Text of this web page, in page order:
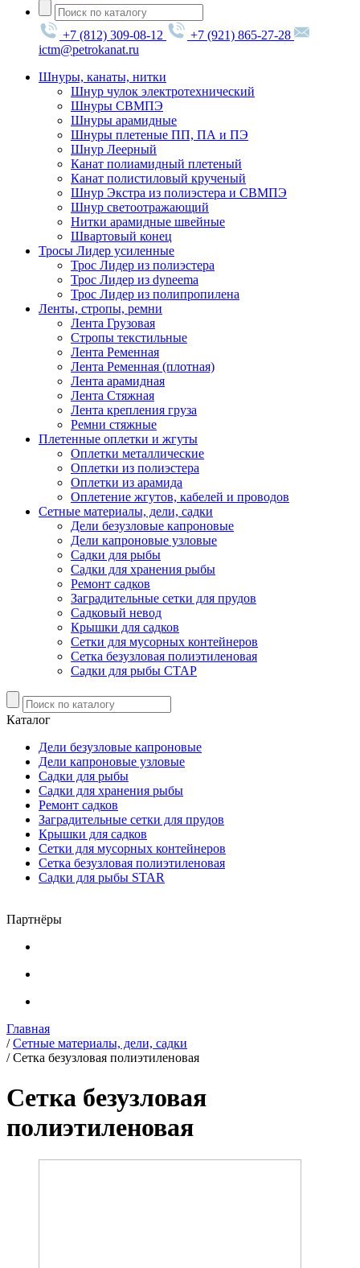
+7 (812) 309-08-12
+7 (921) 865-27-28
ictm@petrokanat.ru
Шнуры, канаты, нитки
Шнур чулок электротехнический
Шнуры СВМПЭ
Шнуры арамидные
Шнуры плетеные ПП, ПА и ПЭ
Шнур Леерный
Канат полиамидный плетеный
Канат полистиловый крученый
Шнур Экстра из полиэстера и СВМПЭ
Шнур светоотражающий
Нитки арамидные швейные
Швартовый конец
Тросы Лидер усиленные
Трос Лидер из полиэстера
Трос Лидер из dyneema
Трос Лидер из полипропилена
Ленты, стропы, ремни
Лента Грузовая
Стропы текстильные
Лента Ременная
Лента Ременная (плотная)
Лента арамидная
Лента Стяжная
Лента крепления груза
Ремни стяжные
Плетенные оплетки и жгуты
Оплетки металлические
Оплетки из полиэстера
Оплетки из арамида
Оплетение жгутов, кабелей и проводов
Сетные материалы, дели, садки
Дели безузловые капроновые
Дели капроновые узловые
Садки для рыбы
Садки для хранения рыбы
Ремонт садков
Заградительные сетки для прудов
Садковый невод
Крышки для садков
Сетки для мусорных контейнеров
Сетка безузловая полиэтиленовая
Садки для рыбы СТАР
Каталог
Дели безузловые капроновые
Дели капроновые узловые
Садки для рыбы
Садки для хранения рыбы
Ремонт садков
Заградительные сетки для прудов
Крышки для садков
Сетки для мусорных контейнеров
Сетка безузловая полиэтиленовая
Садки для рыбы STAR
Партнёры
Главная
/Сетные материалы, дели, садки
/Сетка безузловая полиэтиленовая
Сетка безузловая
полиэтиленовая